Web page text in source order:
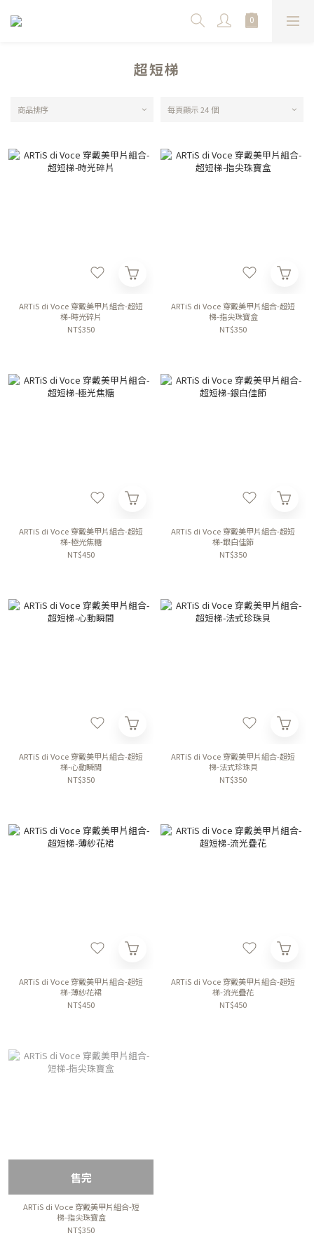
超短梯
商品排序 每頁顯示 24 個
ARTiS di Voce 穿戴美甲片組合-超短
梯-時光碎片
NT$350
ARTiS di Voce 穿戴美甲片組合-超短
梯-指尖珠寶盒
NT$350
ARTiS di Voce 穿戴美甲片組合-超短
梯-極光焦糖
NT$450
ARTiS di Voce 穿戴美甲片組合-超短
梯-銀白佳節
NT$350
ARTiS di Voce 穿戴美甲片組合-超短
梯-心動瞬間
NT$350
ARTiS di Voce 穿戴美甲片組合-超短
梯-法式珍珠貝
NT$350
ARTiS di Voce 穿戴美甲片組合-超短
梯-薄紗花裙
NT$450
ARTiS di Voce 穿戴美甲片組合-超短
梯-流光疊花
NT$450
售完
ARTiS di Voce 穿戴美甲片組合-短
梯-指尖珠寶盒
NT$350